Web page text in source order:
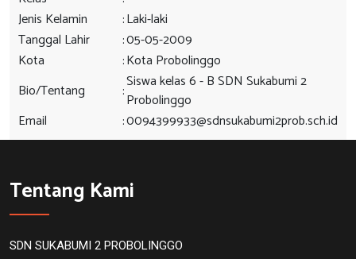
Jenis Kelamin
:Laki-laki
Tanggal Lahir
:05-05-2009
Kota
:Kota Probolinggo
Bio/Tentang
:Siswa kelas 6 - B SDN Sukabumi 2
Probolinggo
Email
:0094399933@sdnsukabumi2prob.sch.id
Tentang Kami
SDN SUKABUMI 2 PROBOLINGGO